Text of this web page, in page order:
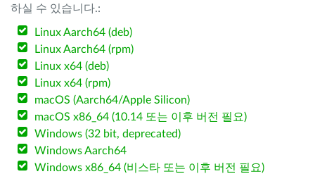
하실 수 있습니다.:
Linux Aarch64 (deb)
Linux Aarch64 (rpm)
Linux x64 (deb)
Linux x64 (rpm)
macOS (Aarch64/Apple Silicon)
macOS x86_64 (10.14 또는 이후 버전 필요)
Windows (32 bit, deprecated)
Windows Aarch64
Windows x86_64 (비스타 또는 이후 버전 필요)